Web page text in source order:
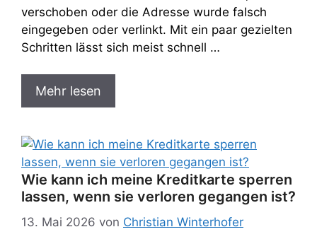
verschoben oder die Adresse wurde falsch
eingegeben oder verlinkt. Mit ein paar gezielten
Schritten lässt sich meist schnell …
Mehr lesen
Wie kann ich meine Kreditkarte sperren
lassen, wenn sie verloren gegangen ist?
13. Mai 2026 von Christian Winterhofer